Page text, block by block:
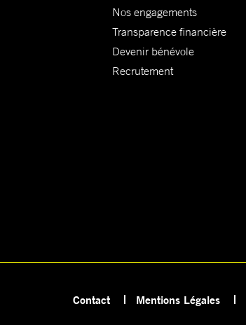
Nos engagements
Transparence financière
Devenir bénévole
Recrutement
Contact Mentions Légales